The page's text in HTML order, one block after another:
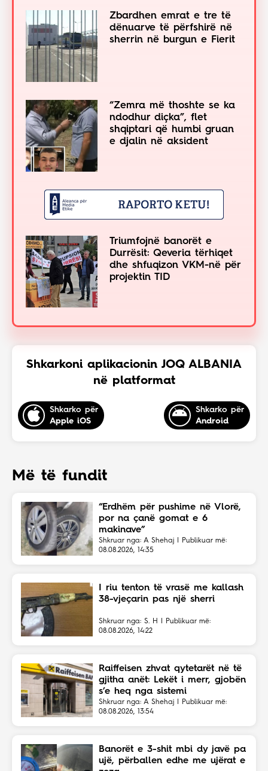
Zbardhen emrat e tre të
dënuarve të përfshirë në
sherrin në burgun e Fierit
“Zemra më thoshte se ka
ndodhur diçka”, flet
shqiptari që humbi gruan
e djalin në aksident
Triumfojnë banorët e
Durrësit: Qeveria tërhiqet
dhe shfuqizon VKM-në për
projektin TID
Shkarkoni aplikacionin JOQ ALBANIA
në platformat
Shkarko për
Apple iOS
Shkarko për
Android
Më të fundit
“Erdhëm për pushime në Vlorë,
por na çanë gomat e 6
makinave”
Shkruar nga: A Shehaj | Publikuar më:
08.08.2026, 14:35
I riu tenton të vrasë me kallash
38-vjeçarin pas një sherri
Shkruar nga: S. H | Publikuar më:
08.08.2026, 14:22
Raiffeisen zhvat qytetarët në të
gjitha anët: Lekët i merr, gjobën
s’e heq nga sistemi
Shkruar nga: A Shehaj | Publikuar më:
08.08.2026, 13:54
Banorët e 3-shit mbi dy javë pa
ujë, përballen edhe me ujërat e